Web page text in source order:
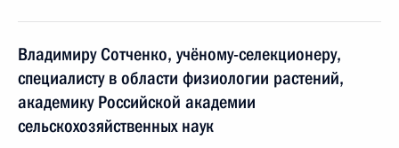
Владимиру Сотченко, учёному-селекционеру,
специалисту в области физиологии растений,
академику Российской академии
сельскохозяйственных наук